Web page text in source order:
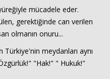
mücadele eder.
gerektiğinde can verilen
olmanın onuru...
meydanları aynı
"Hak!" " Hukuk!"